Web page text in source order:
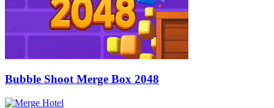
Bubble Shoot Merge Box 2048